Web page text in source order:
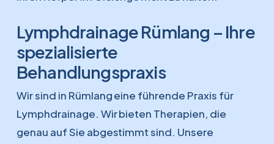
Lymphdrainage Rümlang – Ihre
spezialisierte
Behandlungspraxis
Wir sind in Rümlang eine führende Praxis für
Lymphdrainage. Wir bieten Therapien, die
genau auf Sie abgestimmt sind. Unsere